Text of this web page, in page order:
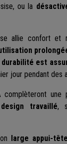
ou la
allie confort et
durabilité est
jour pendant des
complèteront une
design travaillé,
large appui-tête